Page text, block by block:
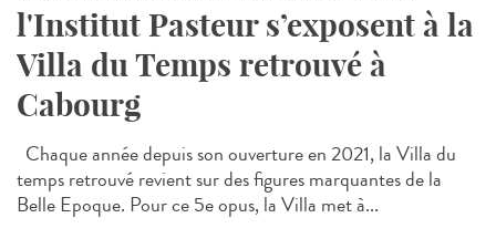
l'Institut Pasteur s’exposent à la
Villa du Temps retrouvé à
Cabourg
Chaque année depuis son ouverture en 2021, la Villa du
temps retrouvé revient sur des figures marquantes de la
Belle Epoque. Pour ce 5e opus, la Villa met à...